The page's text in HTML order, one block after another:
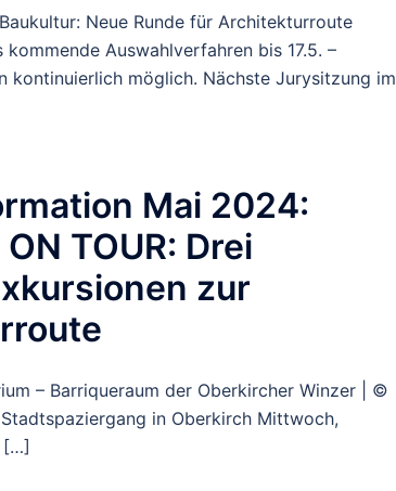
Neue Runde für Architekturroute
kommende Auswahlverfahren bis 17.5. –
kontinuierlich möglich. Nächste Jurysitzung im
Mai 2024:
TOUR: Drei
zur
– Barriqueraum der Oberkircher Winzer | ©
in Oberkirch Mittwoch,
[…]